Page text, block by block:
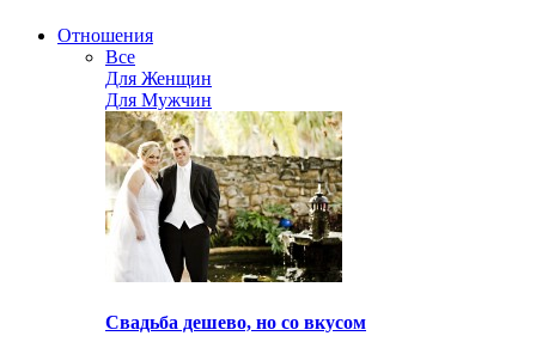
Отношения
Все
Для Женщин
Для Мужчин
Свадьба дешево, но со вкусом